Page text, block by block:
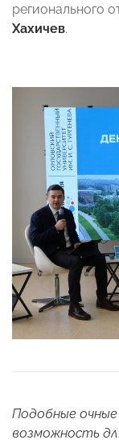
регионального
Хахичев.
Подобные
возможность